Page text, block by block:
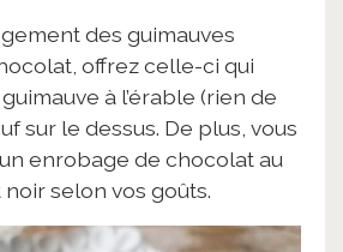
des guimauves
offrez celle-ci qui
à l’érable (rien de
sur le dessus. De plus, vous
enrobage de chocolat au
selon vos goûts.